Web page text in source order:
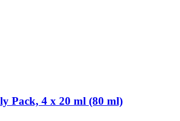
Pack, 4 x 20 ml (80 ml)